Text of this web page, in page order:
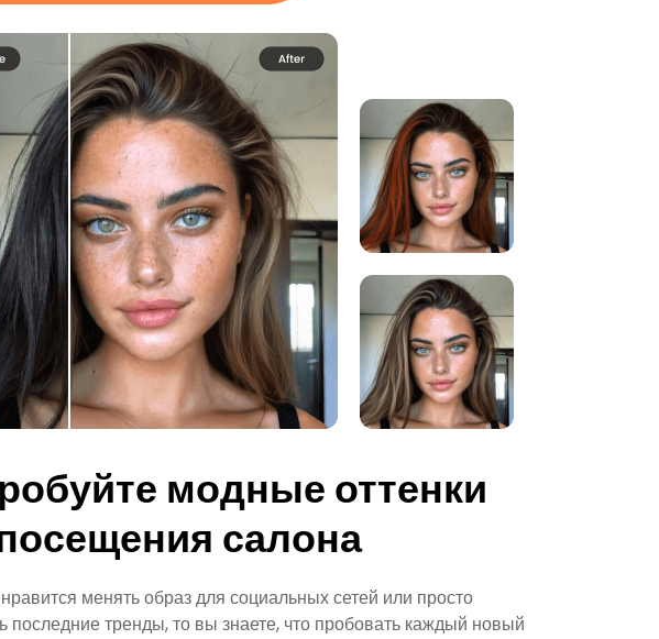
модные оттенки
салона
менять образ для социальных сетей или просто
последние тренды, то вы знаете, что пробовать каждый новый